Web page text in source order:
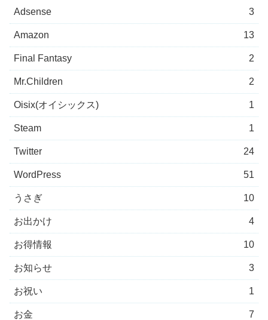
Adsense 3
Amazon 13
Final Fantasy 2
Mr.Children 2
Oisix(オイシックス) 1
Steam 1
Twitter 24
WordPress 51
うさぎ 10
お出かけ 4
お得情報 10
お知らせ 3
お祝い 1
お金 7